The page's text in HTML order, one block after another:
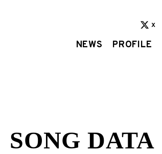
X
NEWS PROFILE
SONG DATA